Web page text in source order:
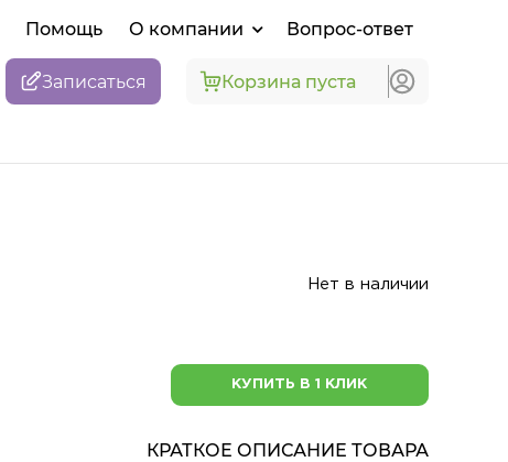
Помощь О компании Вопрос-ответ
Записаться Корзина пуста
Нет в наличии
КУПИТЬ В 1 КЛИК
КРАТКОЕ ОПИСАНИЕ ТОВАРА